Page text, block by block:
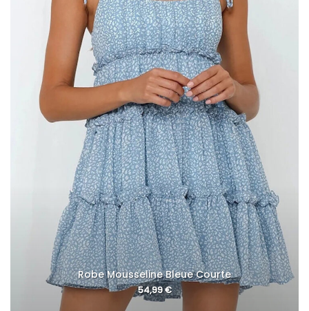
Robe Mousseline Bleue Courte
54,99€